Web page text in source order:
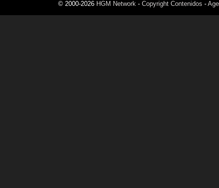
© 2000-2026 HGM Network- Copyright Contenidos -